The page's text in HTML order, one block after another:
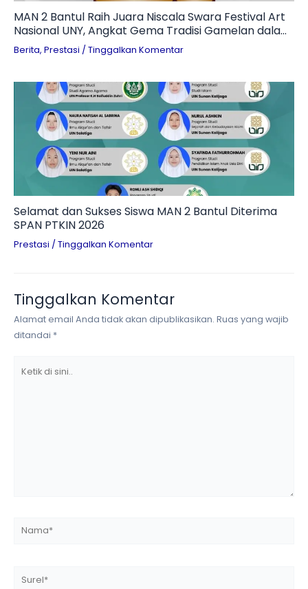
MAN 2 Bantul Raih Juara Niscala Swara Festival Art
Nasional UNY, Angkat Gema Tradisi Gamelan dalam
Teater Penuh Makna
Berita, Prestasi / Tinggalkan Komentar
Selamat dan Sukses Siswa MAN 2 Bantul Diterima
SPAN PTKIN 2026
Prestasi / Tinggalkan Komentar
Tinggalkan Komentar
Alamat email Anda tidak akan dipublikasikan. Ruas yang wajib
ditandai *
Nama*